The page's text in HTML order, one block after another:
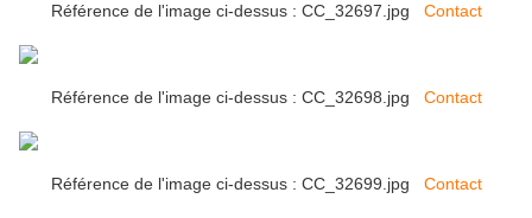
Référence de l'image ci-dessus : CC_32697.jpg Contact
Référence de l'image ci-dessus : CC_32698.jpg Contact
Référence de l'image ci-dessus : CC_32699.jpg Contact